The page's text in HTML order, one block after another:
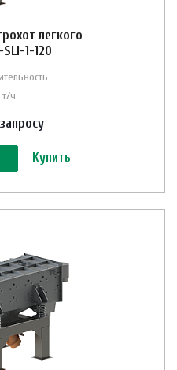
легкого
1-120
т/ч
росу
Купить